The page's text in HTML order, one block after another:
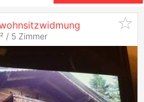
/ 5 Zimmer